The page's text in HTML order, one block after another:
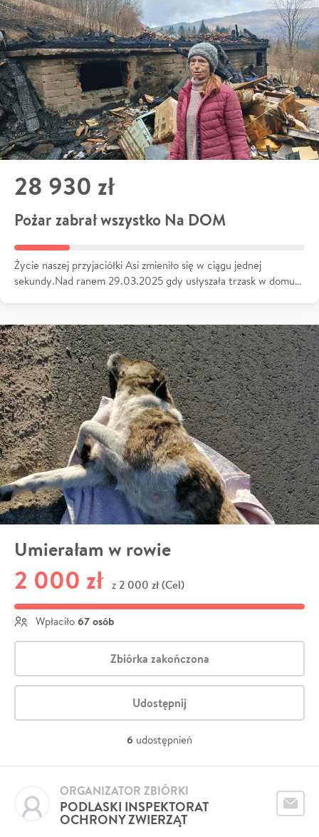
28 930 zł
Pożar zabrał wszystko Na DOM
Życie naszej przyjaciółki Asi zmieniło się w ciągu jednej
sekundy.Nad ranem 29.03.2025 gdy usłyszała trzask w domu…
Umierałam w rowie
2 000 zł z 2 000 zł (Cel)
Wpłaciło 67 osób
Zbiórka zakończona
Udostępnij
6 udostępnień
PODLASKI INSPEKTORAT
OCHRONY ZWIERZĄT
ORGANIZATOR ZBIÓRKI